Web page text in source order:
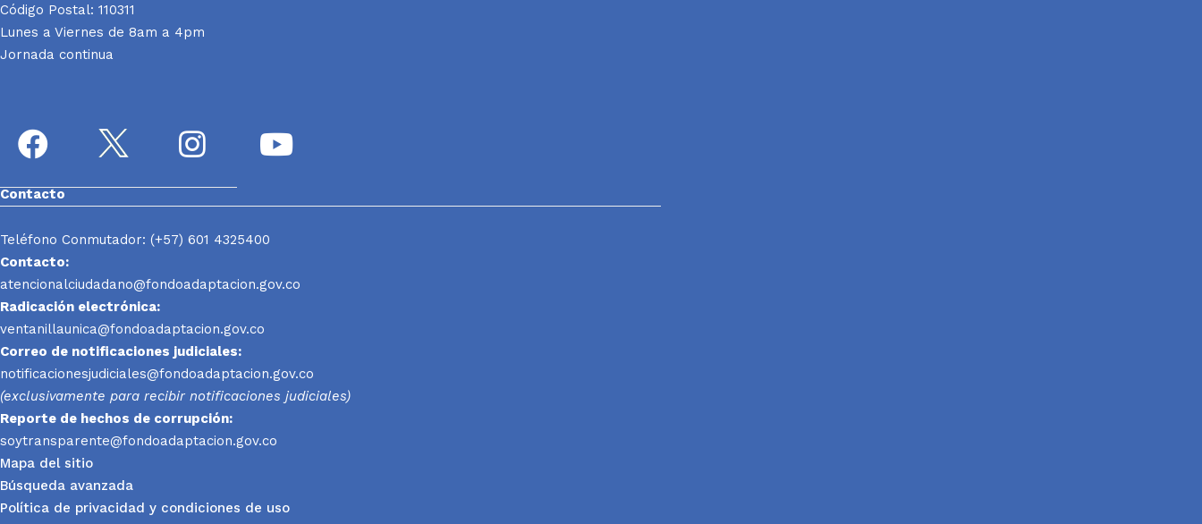
Código Postal: 110311
Lunes a Viernes de 8am a 4pm
Jornada continua
Contacto
Teléfono Conmutador: (+57) 601 4325400
Contacto:
atencionalciudadano@fondoadaptacion.gov.co
Radicación electrónica:
ventanillaunica@fondoadaptacion.gov.co
Correo de notificaciones judiciales:
notificacionesjudiciales@fondoadaptacion.gov.co
(exclusivamente para recibir notificaciones judiciales)
Reporte de hechos de corrupción:
soytransparente@fondoadaptacion.gov.co
Mapa del sitio
Búsqueda avanzada
Política de privacidad y condiciones de uso